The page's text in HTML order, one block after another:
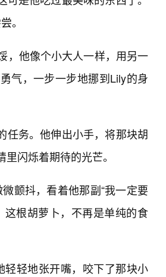
。
，他像个小大人一样，用另一
气，一步一步地挪到Lily的身
任务。他伸出小手，将那块胡
闪烁着期待的光芒。
颤抖，看着他那副“我一定要
根胡萝卜，不再是单纯的食
轻地张开嘴，咬下了那块小